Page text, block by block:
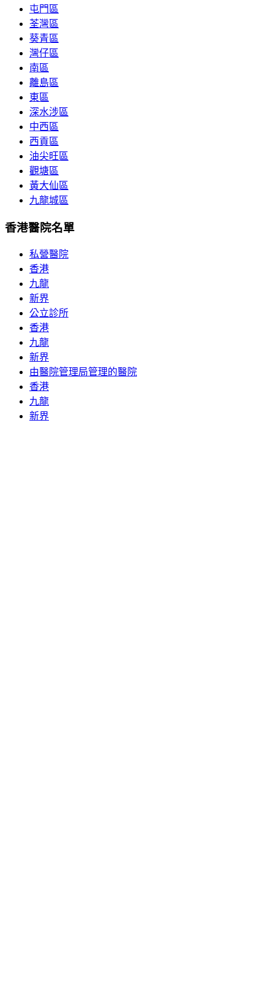
屯門區
荃灣區
葵青區
灣仔區
南區
離島區
東區
深水涉區
中西區
西貢區
油尖旺區
觀塘區
黃大仙區
九龍城區
香港醫院名單
私營醫院
香港
九龍
新界
公立診所
香港
九龍
新界
由醫院管理局管理的醫院
香港
九龍
新界